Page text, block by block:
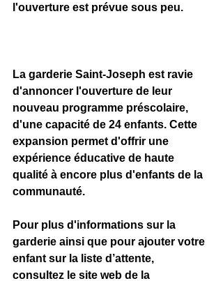
l'ouverture est prévue sous peu.
La garderie Saint-Joseph est ravie
d'annoncer l'ouverture de leur
nouveau programme préscolaire,
d'une capacité de 24 enfants. Cette
expansion permet d'offrir une
expérience éducative de haute
qualité à encore plus d'enfants de la
communauté.
Pour plus d'informations sur la
garderie ainsi que pour ajouter votre
enfant sur la liste d’attente,
consultez le site web de la